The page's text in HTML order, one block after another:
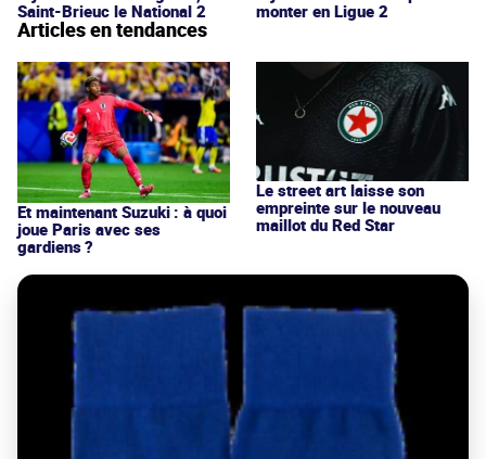
Saint-Brieuc le National 2
monter en Ligue 2
Articles en tendances
Et maintenant Suzuki : à quoi
joue Paris avec ses
gardiens ?
Le street art laisse son
empreinte sur le nouveau
maillot du Red Star